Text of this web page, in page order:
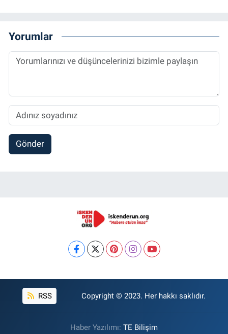
Yorumlar
Gönder
RSS Copyright © 2023. Her hakkı saklıdır.
Haber Yazılımı: TE Bilişim